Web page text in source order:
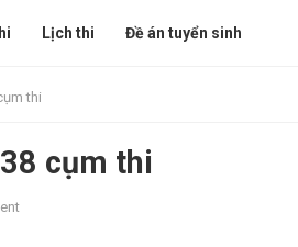
Lịch thi Đề án tuyển sinh
thi
cụm thi